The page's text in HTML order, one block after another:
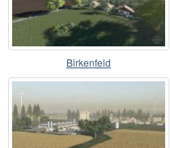
Birkenfeld